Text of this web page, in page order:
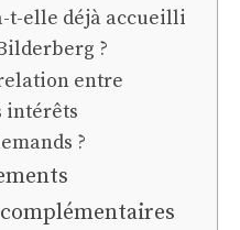
t-elle déjà accueilli
?
entre
intérêts
?